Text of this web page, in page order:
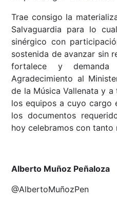
Trae consigo la
Salvaguardia para lo
sinérgico con
sostenida de avanzar sin
fortalece y demanda
Agradecimiento al
de la Música Vallenata y
los equipos a cuyo cargo
los documentos
hoy celebramos con tanto
Alberto Muñoz Peñaloza
@AlbertoMuñozPen